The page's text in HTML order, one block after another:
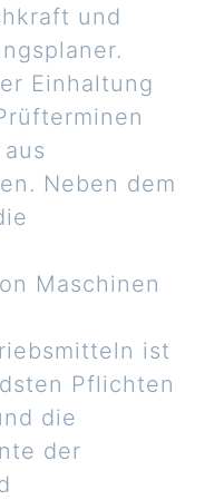
und
Einhaltung
Neben dem
Maschinen
ist
Pflichten
die
der